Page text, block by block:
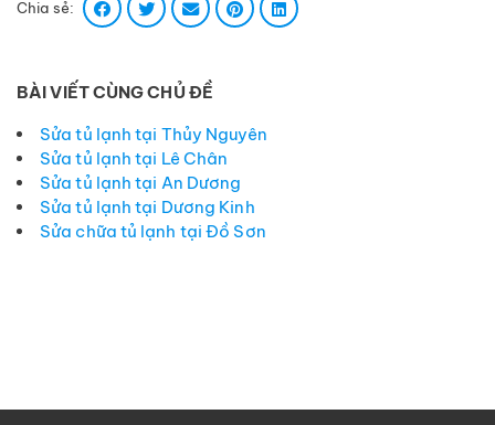
Chia sẻ:
BÀI VIẾT CÙNG CHỦ ĐỀ
Sửa tủ lạnh tại Thủy Nguyên
Sửa tủ lạnh tại Lê Chân
Sửa tủ lạnh tại An Dương
Sửa tủ lạnh tại Dương Kinh
Sửa chữa tủ lạnh tại Đồ Sơn